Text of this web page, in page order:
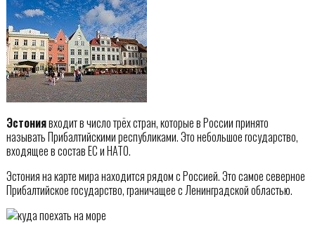
Эстониявходит в число трёх стран, которые в России принято
называть Прибалтийскими республиками. Это небольшое государство,
входящее в состав ЕС и НАТО.
Эстония на карте мира находится рядом с Россией. Это самое северное
Прибалтийское государство, граничащее с Ленинградской областью.